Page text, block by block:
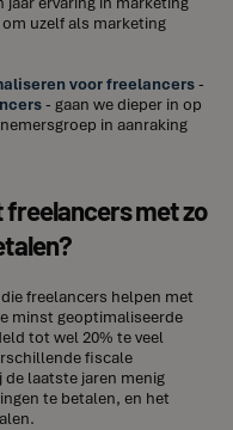
uzelf als marketing
voor freelancers-
- gaan we dieper in op
in aanraking
met zo
freelancers helpen met
minst geoptimaliseerde
tot wel 20% te veel
fiscale
laatste jaren menig
te betalen, en het